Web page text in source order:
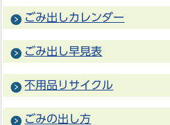
ごみ出しカレンダー
ごみ出し早見表
不用品リサイクル
ごみの出し方